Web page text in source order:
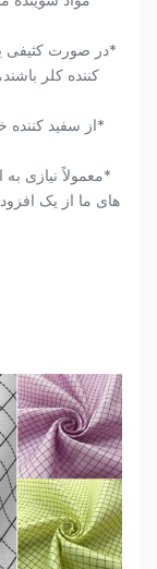
*در صورت کثیفی
کننده کلر
*از سفید کننده
*معمولاً نیازی به
های ما از یک